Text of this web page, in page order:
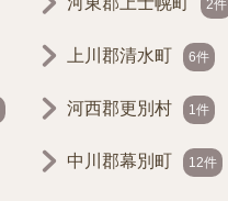
2件
上川郡清水町 6件
河西郡更別村 1件
中川郡幕別町 12件